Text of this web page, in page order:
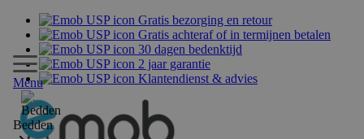
Gratis bezorging en retour
Gratis achteraf of in termijnen betalen
30 dagen bedenktijd
2 jaar garantie
Klantendienst & advies
Menu
Bedden